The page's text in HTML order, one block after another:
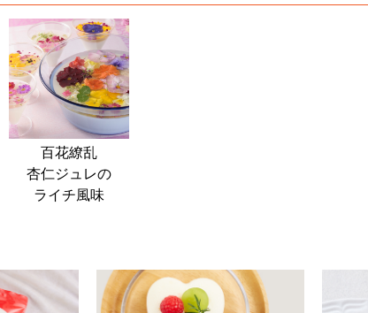
百花繚乱
杏仁ジュレの
ライチ風味